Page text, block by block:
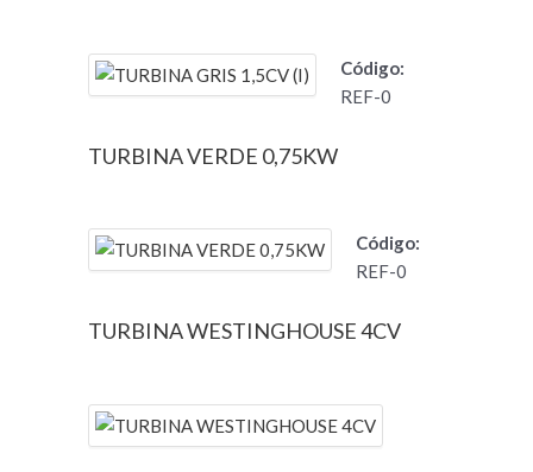
Código:
REF-0
TURBINA VERDE 0,75KW
Código:
REF-0
TURBINA WESTINGHOUSE 4CV